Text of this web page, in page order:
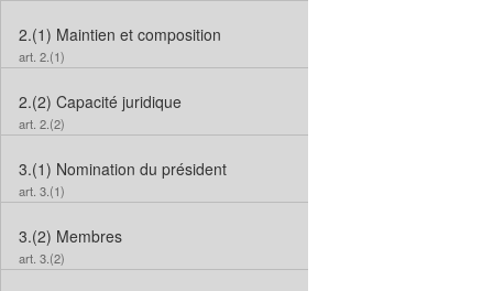
2.(1) Maintien et composition
art. 2.(1)
2.(2) Capacité juridique
art. 2.(2)
3.(1) Nomination du président
art. 3.(1)
3.(2) Membres
art. 3.(2)